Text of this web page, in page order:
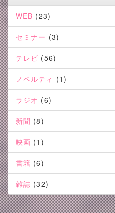
WEB (23)
セミナー (3)
テレビ (56)
ノベルティ (1)
ラジオ (6)
新聞 (8)
映画 (1)
書籍 (6)
雑誌 (32)